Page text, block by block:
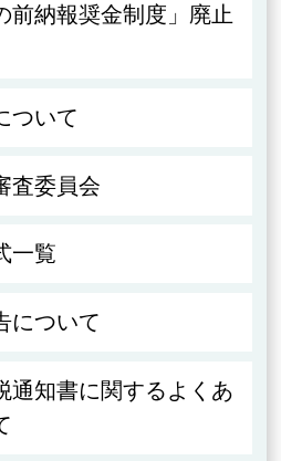
前納報奨金制度」廃止
ついて
査委員会
一覧
について
通知書に関するよくあ